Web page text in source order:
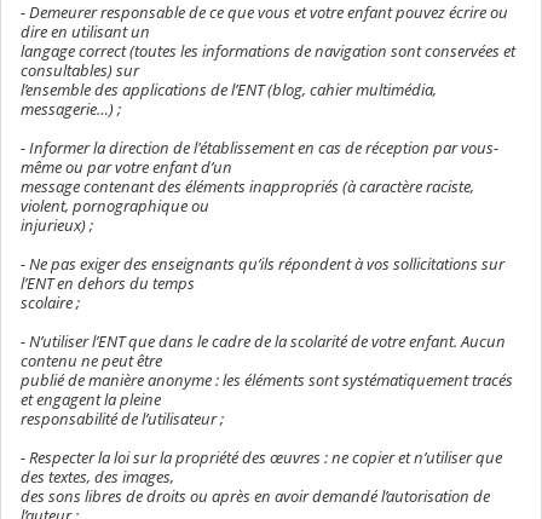
- Demeurer responsable de ce que vous et votre enfant pouvez écrire ou
dire en utilisant un
langage correct (toutes les informations de navigation sont conservées et
consultables) sur
l’ensemble des applications de l’ENT (blog, cahier multimédia,
messagerie…) ;
- Informer la direction de l'établissement en cas de réception par vous-
même ou par votre enfant d’un
message contenant des éléments inappropriés (à caractère raciste,
violent, pornographique ou
injurieux) ;
- Ne pas exiger des enseignants qu’ils répondent à vos sollicitations sur
l’ENT en dehors du temps
scolaire ;
- N’utiliser l’ENT que dans le cadre de la scolarité de votre enfant. Aucun
contenu ne peut être
publié de manière anonyme : les éléments sont systématiquement tracés
et engagent la pleine
responsabilité de l’utilisateur ;
- Respecter la loi sur la propriété des œuvres : ne copier et n’utiliser que
des textes, des images,
des sons libres de droits ou après en avoir demandé l’autorisation de